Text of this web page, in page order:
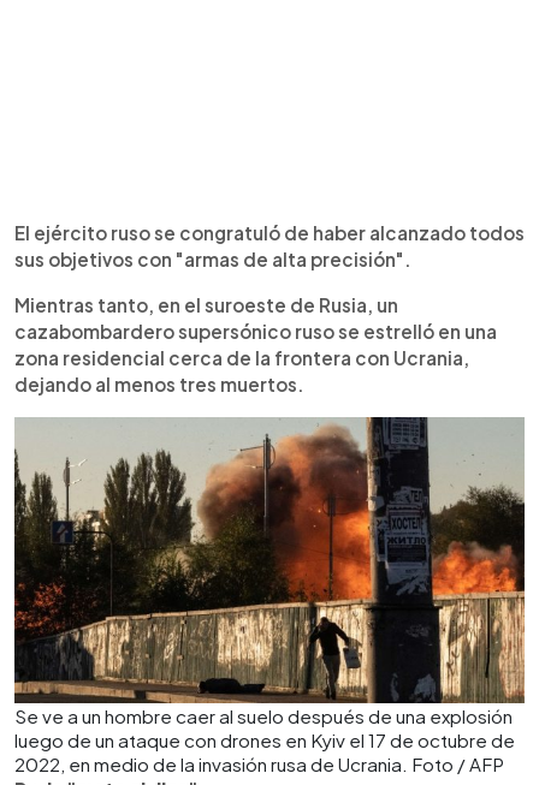
El ejército ruso se congratuló de haber alcanzado todos
sus objetivos con "armas de alta precisión".
Mientras tanto, en el suroeste de Rusia, un
cazabombardero supersónico ruso se estrelló en una
zona residencial cerca de la frontera con Ucrania,
dejando al menos tres muertos.
Se ve a un hombre caer al suelo después de una explosión
luego de un ataque con drones en Kyiv el 17 de octubre de
2022, en medio de la invasión rusa de Ucrania. Foto / AFP